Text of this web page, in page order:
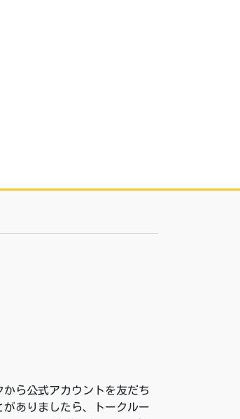
ら公式アカウントを友だち
ありましたら、トークルー